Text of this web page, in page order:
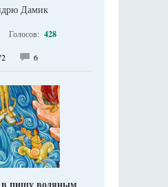
Дамик
Голосов: 428
6
в пищу водяным